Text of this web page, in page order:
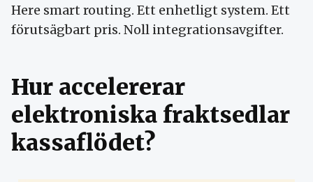
Here smart routing. Ett enhetligt system. Ett
förutsägbart pris. Noll integrationsavgifter.
Hur accelererar
elektroniska fraktsedlar
kassaflödet?